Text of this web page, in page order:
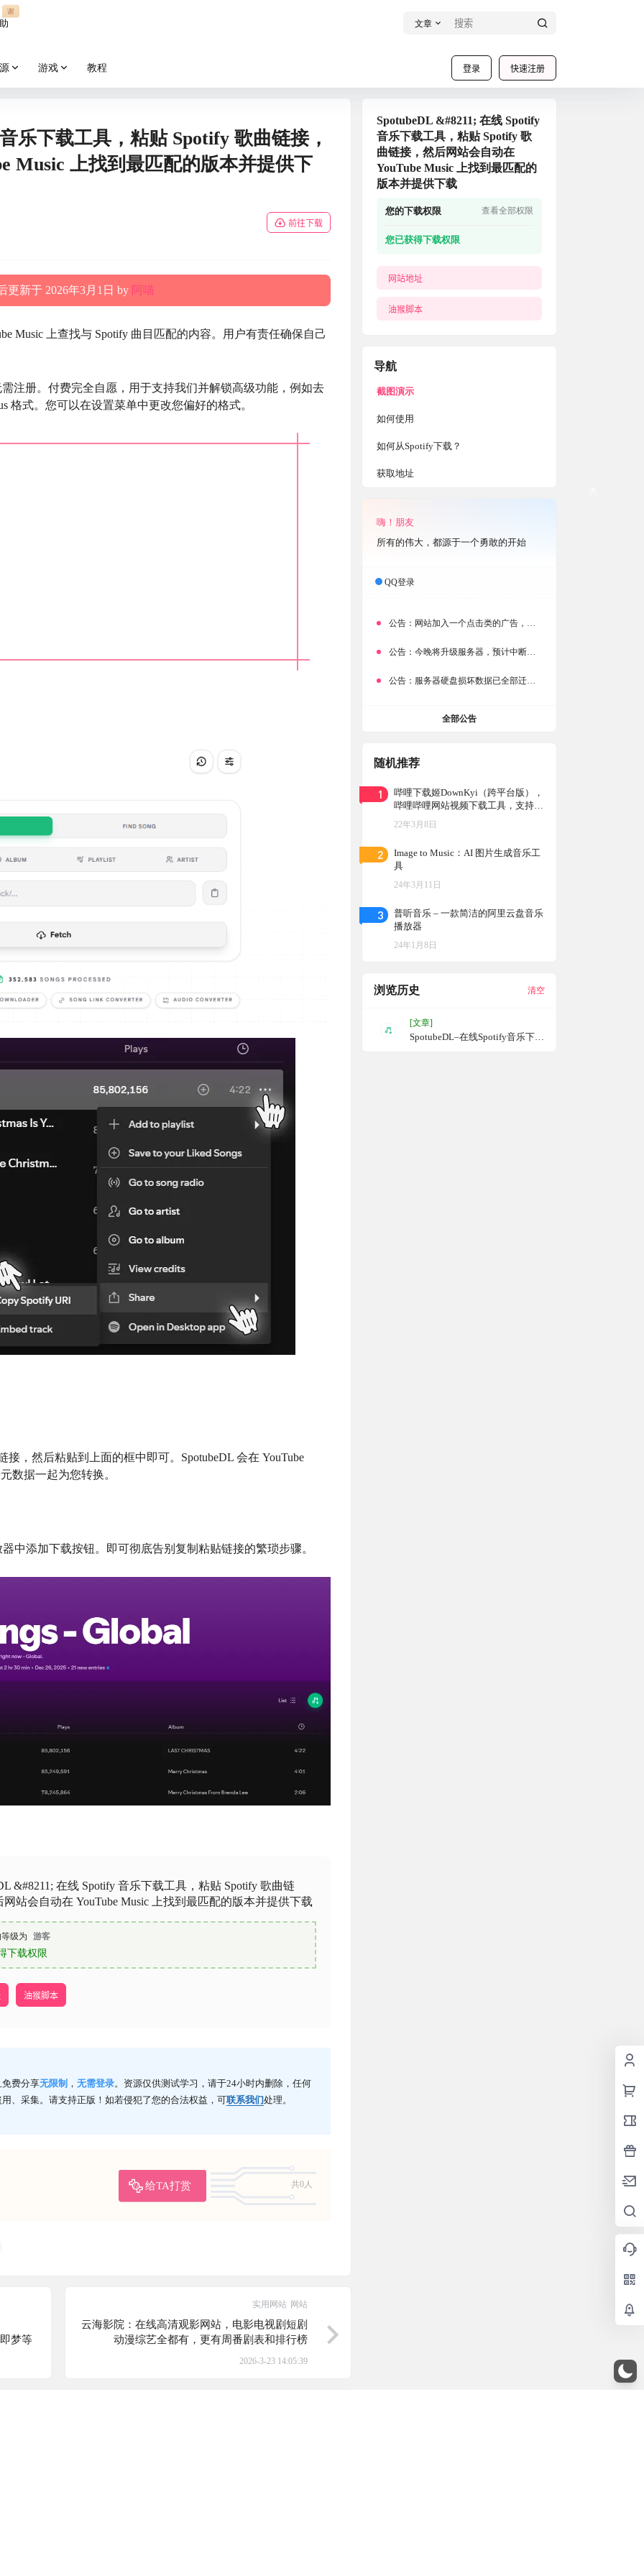
谢
文章
登录 快速注册
游戏 教程
乐下载工具，粘贴 Spotify 歌曲链接，
Music 上找到最匹配的版本并提供下
前往下载
更新于 2026年3月1日 by 阿喵
Music 上查找与 Spotify 曲目匹配的内容。用户有责任确保自己
注册。付费完全自愿，用于支持我们并解锁高级功能，例如去
格式。您可以在设置菜单中更改您偏好的格式。
，然后粘贴到上面的框中即可。SpotubeDL 会在 YouTube
数据一起为您转换。
中添加下载按钮。即可彻底告别复制粘贴链接的繁琐步骤。
&#8211; 在线 Spotify 音乐下载工具，粘贴 Spotify 歌曲链
网站会自动在 YouTube Music 上找到最匹配的版本并提供下载
级为 游客
下载权限
油猴脚本
费分享无限制 ， 无需登录。资源仅供测试学习，请于24小时内删除，任何
、采集。请支持正版！如若侵犯了您的合法权益，可联系我们处理。
给TA打赏 共0人
梦等
实用网站 网站
云海影院：在线高清观影网站，电影电视剧短剧
动漫综艺全都有，更有周番剧表和排行榜
2026-3-23 14:05:39
SpotubeDL &#8211; 在线 Spotify
音乐下载工具，粘贴 Spotify 歌
曲链接，然后网站会自动在
YouTube Music 上找到最匹配的
版本并提供下载
您的下载权限 查看全部权限
您已获得下载权限
网站地址
油猴脚本
导航
截图演示
如何使用
如何从Spotify下载？
获取地址
嗨！朋友
所有的伟大，都源于一个勇敢的开始
QQ登录
公告： 网站加入一个点击类的广告，大家点击下载按钮需要注意
公告： 今晚将升级服务器，预计中断时常为1分钟
公告： 服务器硬盘损坏数据已全部迁移备份，网站恢复完成！
全部公告
随机推荐
1
哔哩下载姬DownKyi（跨平台版），
哔哩哔哩网站视频下载工具，支持批
量下载，支持8K、HDR、杜比视
界，提供工具箱（音视频提取、去水
22年3月8日
2
Image to Music：AI 图片生成音乐工
具
24年3月11日
3
普听音乐 – 一款简洁的阿里云盘音乐
播放器
24年1月8日
浏览历史 清空
[文章]
SpotubeDL–在线Spotify音乐下载